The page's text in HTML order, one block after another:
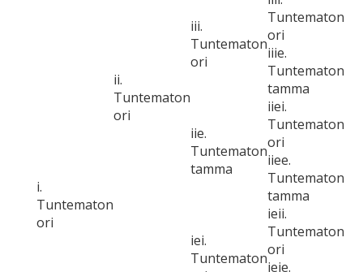
i.
Tuntematon
ori
ii.
Tuntematon
ori
iii.
Tuntematon
ori
Tuntematon
ori
iiie.
Tuntematon
tamma
iie.
Tuntematon
tamma
iiei.
Tuntematon
ori
iiee.
Tuntematon
tamma
iei.
Tuntematon
ieii.
Tuntematon
ori
ieie.